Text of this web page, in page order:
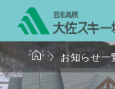
 お知らせ一